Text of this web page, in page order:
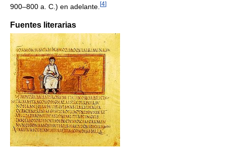
900–800 a. C.) en adelante. [4]
Fuentes literarias